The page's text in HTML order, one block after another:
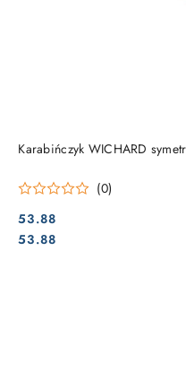
Karabińczyk WICHARD
(0)
Cena:
53.88
Cena:
53.88
DO